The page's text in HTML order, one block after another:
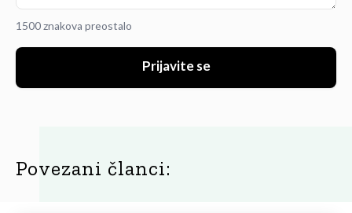
1500 znakova preostalo
Prijavite se
Povezani članci: